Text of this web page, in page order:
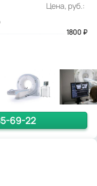
Цена, руб.:
1800 ₽
69-22